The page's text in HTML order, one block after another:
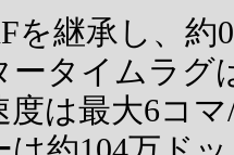
を継承し、約
ータイムラグ
度は最大6コ